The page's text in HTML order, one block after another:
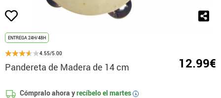
ENTREGA 24H/48H
4.55/5.00
Pandereta de Madera de 14 cm 12.99€
Cómpralo ahora yrecíbelo el martes i